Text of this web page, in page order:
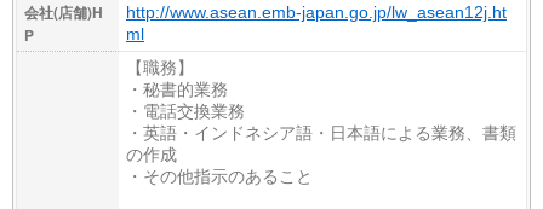
会社(店舗)H
P
http://www.asean.emb-japan.go.jp/lw_asean12j.ht
ml
【職務】
・秘書的業務
・電話交換業務
・英語・インドネシア語・日本語による業務、書類
の作成
・その他指示のあること